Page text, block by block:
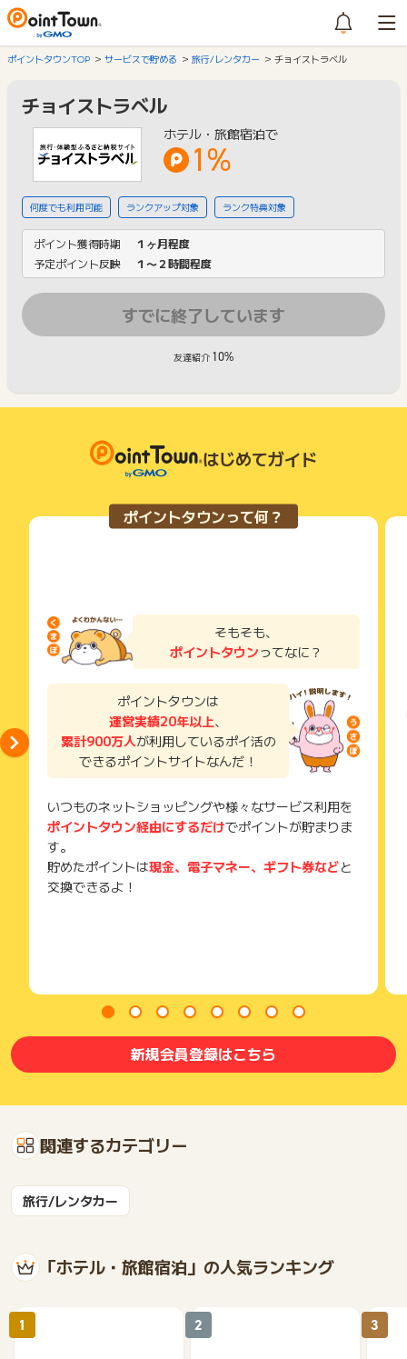
ポイントタウンTOP サービスで貯める 旅行/レンタカー チョイストラベル
チョイストラベル
ホテル・旅館宿泊で
1%
何度でも利用可能 ランクアップ対象 ランク特典対象
ポイント獲得時期
１ヶ月程度
予定ポイント反映
１〜２時間程度
すでに終了しています
友達紹介 10%
はじめてガイド
ポイントタウンって何？
そもそも、
ポイントタウンってなに？
ポイントタウンは
運営実績20年以上、
累計900万人が利用しているポイ活の
できるポイントサイトなんだ！
いつものネットショッピングや様々なサービス利用を
ポイントタウン経由にするだけでポイントが貯まりま
す。
貯めたポイントは現金、電子マネー、ギフト券などと
交換できるよ！
新規会員登録はこちら
関連するカテゴリー
旅行/レンタカー
「ホテル・旅館宿泊」の人気ランキング
1 2 3